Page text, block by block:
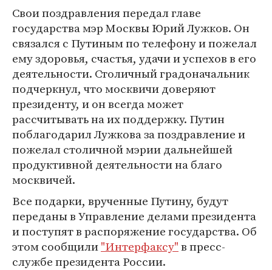
Свои поздравления передал главе
государства мэр Москвы Юрий Лужков. Он
связался с Путиным по телефону и пожелал
ему здоровья, счастья, удачи и успехов в его
деятельности. Столичный градоначальник
подчеркнул, что москвичи доверяют
президенту, и он всегда может
рассчитывать на их поддержку. Путин
поблагодарил Лужкова за поздравление и
пожелал столичной мэрии дальнейшей
продуктивной деятельности на благо
москвичей.
Все подарки, врученные Путину, будут
переданы в Управление делами президента
и поступят в распоряжение государства. Об
этом сообщили"Интерфаксу"в пресс-
службе президента России.